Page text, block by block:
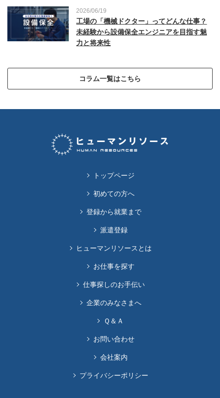
2026/06/19
工場の「機械ドクター」ってどんな仕事？
未経験から設備保全エンジニアを目指す魅
力と将来性
コラム一覧はこちら
トップページ
初めての方へ
登録から就業まで
派遣登録
ヒューマンリソースとは
お仕事を探す
仕事探しのお手伝い
企業のみなさまへ
Ｑ＆Ａ
お問い合わせ
会社案内
プライバシーポリシー